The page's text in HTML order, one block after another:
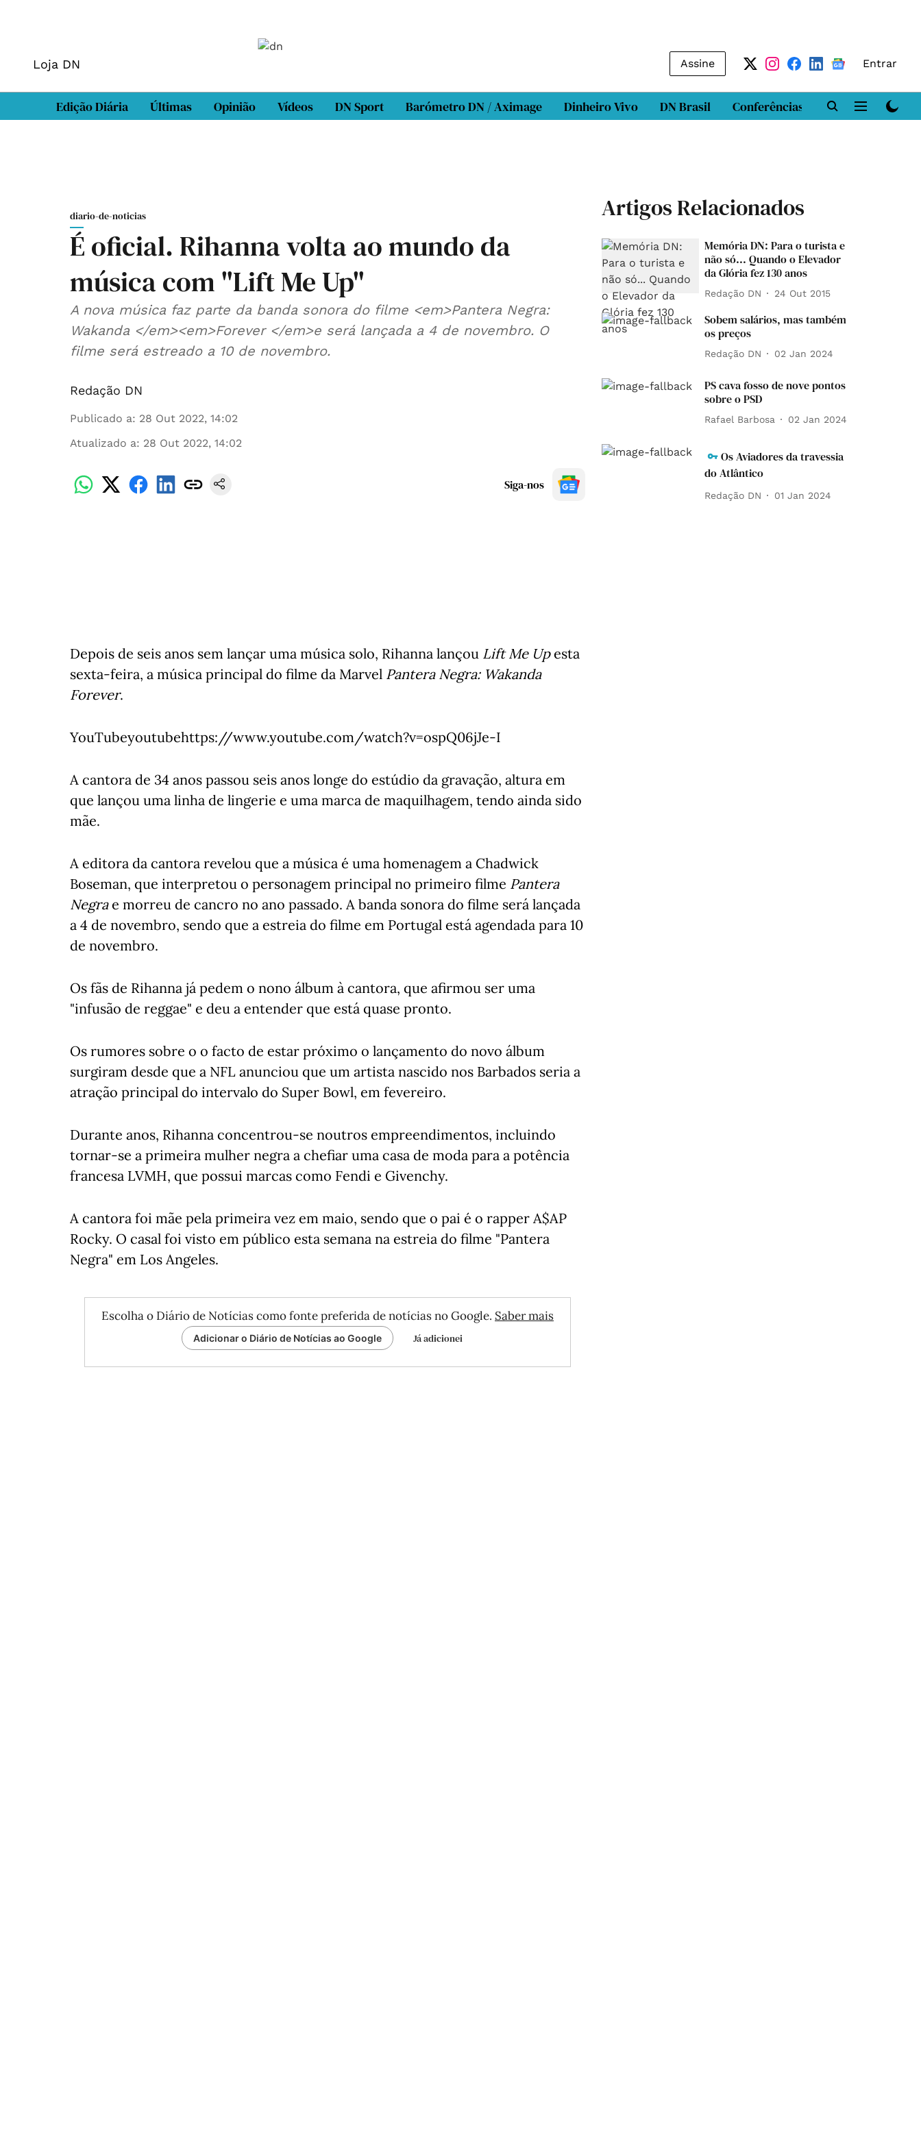
Loja DN Assine Entrar
Edição Diária Últimas Opinião Vídeos DN Sport Barómetro DN / Aximage Dinheiro Vivo DN Brasil Conferências DN LAB
diario-de-noticias
É oficial. Rihanna volta ao mundo da
música com "Lift Me Up"
A nova música faz parte da banda sonora do filme <em>Pantera Negra:
Wakanda </em><em>Forever </em>e será lançada a 4 de novembro. O
filme será estreado a 10 de novembro.
Redação DN
Publicado a: 28 Out 2022, 14:02
Atualizado a: 28 Out 2022, 14:02
Siga-nos
Depois de seis anos sem lançar uma música solo, Rihanna lançou Lift Me Upesta
sexta-feira, a música principal do filme da Marvel Pantera Negra: Wakanda
Forever.
YouTubeyoutubehttps://www.youtube.com/watch?v=ospQ06jJe-I
A cantora de 34 anos passou seis anos longe do estúdio da gravação, altura em
que lançou uma linha de lingerie e uma marca de maquilhagem, tendo ainda sido
mãe.
A editora da cantora revelou que a música é uma homenagem a Chadwick
Boseman, que interpretou o personagem principal no primeiro filme Pantera
Negrae morreu de cancro no ano passado. A banda sonora do filme será lançada
a 4 de novembro, sendo que a estreia do filme em Portugal está agendada para 10
de novembro.
Os fãs de Rihanna já pedem o nono álbum à cantora, que afirmou ser uma
"infusão de reggae" e deu a entender que está quase pronto.
Os rumores sobre o o facto de estar próximo o lançamento do novo álbum
surgiram desde que a NFL anunciou que um artista nascido nos Barbados seria a
atração principal do intervalo do Super Bowl, em fevereiro.
Durante anos, Rihanna concentrou-se noutros empreendimentos, incluindo
tornar-se a primeira mulher negra a chefiar uma casa de moda para a potência
francesa LVMH, que possui marcas como Fendi e Givenchy.
A cantora foi mãe pela primeira vez em maio, sendo que o pai é o rapper A$AP
Rocky. O casal foi visto em público esta semana na estreia do filme "Pantera
Negra" em Los Angeles.
Escolha o Diário de Notícias como fonte preferida de notícias no Google. Saber mais
Adicionar o Diário de Notícias ao Google Já adicionei
Artigos Relacionados
Memória DN: Para o turista e
não só... Quando o Elevador
da Glória fez 130 anos
Redação DN 24 Out 2015
Sobem salários, mas também
os preços
Redação DN 02 Jan 2024
PS cava fosso de nove pontos
sobre o PSD
Rafael Barbosa 02 Jan 2024
Os Aviadores da travessia
do Atlântico
Redação DN 01 Jan 2024